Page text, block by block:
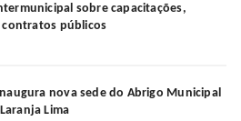
sobre capacitações,
contratos públicos
nova sede do Abrigo Municipal
Lima